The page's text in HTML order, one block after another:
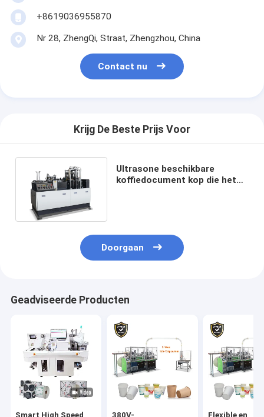
+8619036955870
Nr 28, ZhengQi, Straat, Zhengzhou, China
Contact nu
Krijg De Beste Prijs Voor
Ultrasone beschikbare
koffiedocument kop die het
Doorgaan
Geadviseerde Producten
Smart High Speed 380V- Flexible en